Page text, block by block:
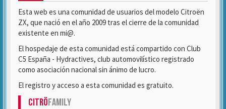
Esta web es una comunidad de usuarios del modelo Citroën
ZX, que nació en el año 2009 tras el cierre de la comunidad
existente en mi@.
El hospedaje de esta comunidad está compartido con Club
C5 España - Hydractives, club automovilístico registrado
como asociación nacional sin ánimo de lucro.
El registro y acceso a esta comunidad es gratuito.
CitröFamily